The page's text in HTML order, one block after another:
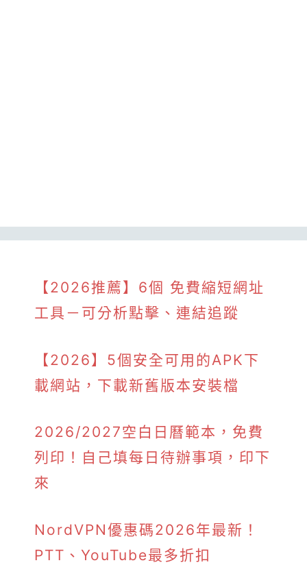
【2026推薦】6個 免費縮短網址
工具－可分析點擊、連結追蹤
【2026】5個安全可用的APK下
載網站，下載新舊版本安裝檔
2026/2027空白日曆範本，免費
列印！自己填每日待辦事項，印下
來
NordVPN優惠碼2026年最新！
PTT、YouTube最多折扣